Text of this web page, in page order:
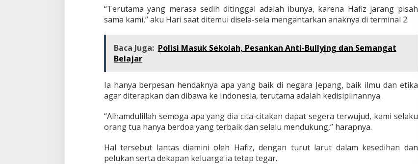
“Terutama yang merasa sedih ditinggal adalah ibunya, karena Hafiz jarang pisah
sama kami,” aku Hari saat ditemui disela-sela mengantarkan anaknya di terminal 2.
Baca Juga: Polisi Masuk Sekolah, Pesankan Anti-Bullying dan Semangat
Belajar
Ia hanya berpesan hendaknya apa yang baik di negara Jepang, baik ilmu dan etika
agar diterapkan dan dibawa ke Indonesia, terutama adalah kedisiplinannya.
“Alhamdulillah semoga apa yang dia cita-citakan dapat segera terwujud, kami selaku
orang tua hanya berdoa yang terbaik dan selalu mendukung,” harapnya.
Hal tersebut lantas diamini oleh Hafiz, dengan turut larut dalam kesedihan dan
pelukan serta dekapan keluarga ia tetap tegar.